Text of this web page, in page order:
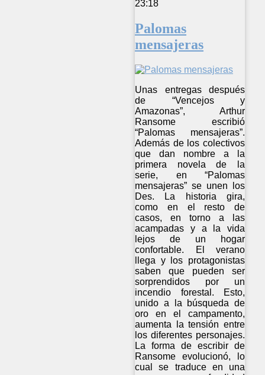
23:18
Palomas
mensajeras
Unas entregas después
de “Vencejos y
Amazonas”, Arthur
Ransome escribió
“Palomas mensajeras”.
Además de los colectivos
que dan nombre a la
primera novela de la
serie, en “Palomas
mensajeras” se unen los
Des. La historia gira,
como en el resto de
casos, en torno a las
acampadas y a la vida
lejos de un hogar
confortable. El verano
llega y los protagonistas
saben que pueden ser
sorprendidos por un
incendio forestal. Esto,
unido a la búsqueda de
oro en el campamento,
aumenta la tensión entre
los diferentes personajes.
La forma de escribir de
Ransome evolucionó, lo
cual se traduce en una